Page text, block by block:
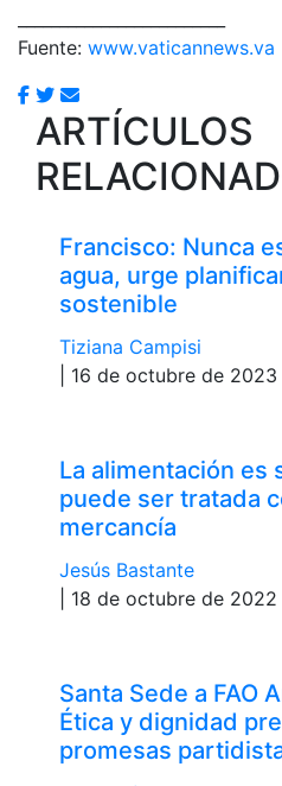
Fuente: www.vaticannews.va
ARTÍCULOS
Francisco: Nunca
agua, urge
sostenible
Tiziana Campisi
| 16 de octubre de 2023
La alimentación es
puede ser tratada
mercancía
Jesús Bastante
| 18 de octubre de 2022
Santa Sede a FAO
Ética y dignidad
promesas